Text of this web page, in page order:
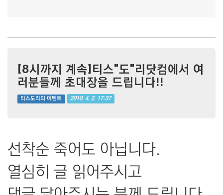
[8시까지 계속]티스"도"리닷컴에서 여
러분들께 초대장을 드립니다!!
티스도리의 이벤트 2010. 4. 2. 17:37
선착순 죽어도 아닙니다.
열심히 글 읽어주시고